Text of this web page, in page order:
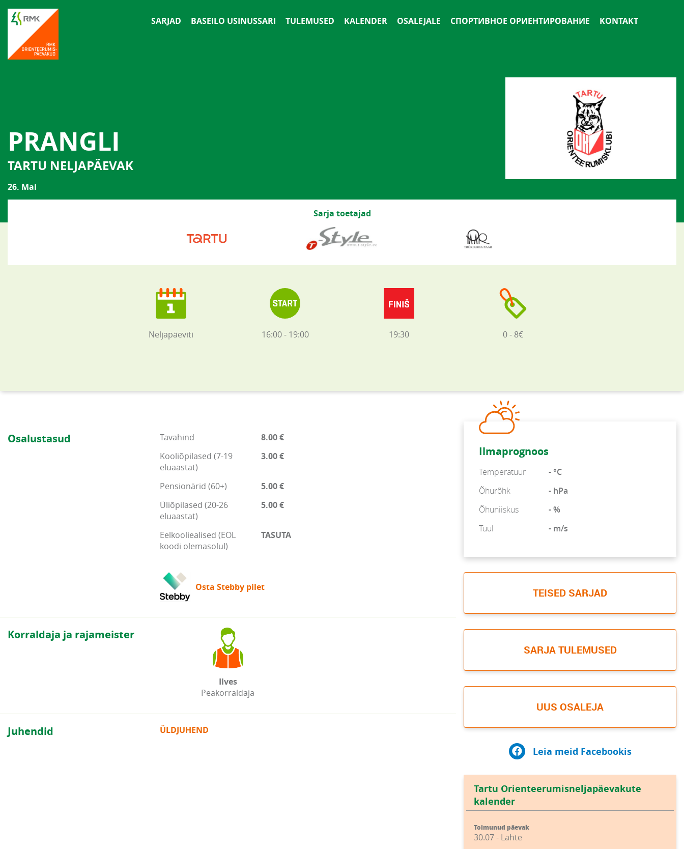
SARJAD BASEILO USINUSSARI TULEMUSED KALENDER OSALEJALE СПОРТИВНОЕ ОРИЕНТИРОВАНИЕ KONTAKT
PRANGLI
TARTU NELJAPÄEVAK
26. Mai
Sarja toetajad
Neljapäeviti 16:00 - 19:00 19:30 0 - 8€
Osalustasud Tavahind
8.00 €
Kooliõpilased (7-19
eluaastat)
3.00 €
Pensionärid (60+)
5.00 €
Üliõpilased (20-26
eluaastat)
5.00 €
Eelkooliealised (EOL
koodi olemasolul)
TASUTA
Osta Stebby pilet
Korraldaja ja rajameister
Ilves
Peakorraldaja
Juhendid ÜLDJUHEND
Ilmaprognoos
Temperatuur
- °C
Õhurõhk
- hPa
Õhuniiskus
- %
Tuul
- m/s
TEISED SARJAD
SARJA TULEMUSED
UUS OSALEJA
Leia meid Facebookis
Tartu Orienteerumisneljapäevakute
kalender
Toimunud päevak
30.07 - Lähte